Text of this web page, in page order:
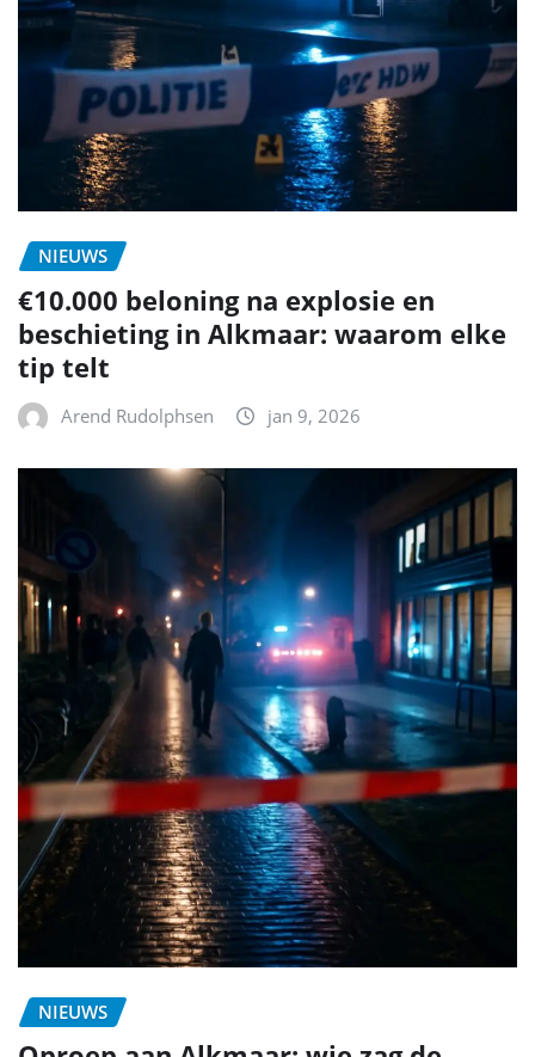
NIEUWS
€10.000 beloning na explosie en
beschieting in Alkmaar: waarom elke
tip telt
Arend Rudolphsen jan 9, 2026
NIEUWS